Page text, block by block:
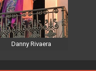
Danny Rivaera